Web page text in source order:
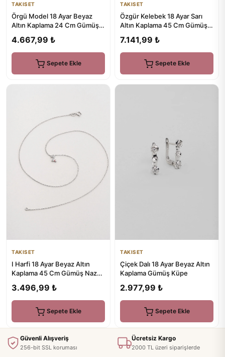
TAKISET
Örgü Model 18 Ayar Beyaz
Altın Kaplama 24 Cm Gümüş
4.667,99 ₺
Sepete Ekle
TAKISET
Özgür Kelebek 18 Ayar Sarı
Altın Kaplama 45 Cm Gümüş
7.141,99 ₺
Sepete Ekle
TAKISET
I Harfi 18 Ayar Beyaz Altın
Kaplama 45 Cm Gümüş Nazar
3.496,99 ₺
Sepete Ekle
TAKISET
Çiçek Dalı 18 Ayar Beyaz Altın
Kaplama Gümüş Küpe
2.977,99 ₺
Sepete Ekle
Güvenli Alışveriş
256-bit SSL koruması
Ücretsiz Kargo
2000 TL üzeri siparişlerde